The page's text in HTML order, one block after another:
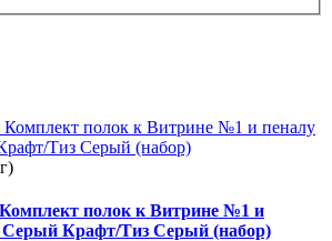
полок к Витрине №1 и
Крафт/Тиз Серый (набор)